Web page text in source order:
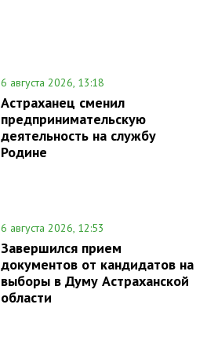
6 августа 2026, 13:18
Астраханец сменил
предпринимательскую
деятельность на службу
Родине
6 августа 2026, 12:53
Завершился прием
документов от кандидатов на
выборы в Думу Астраханской
области